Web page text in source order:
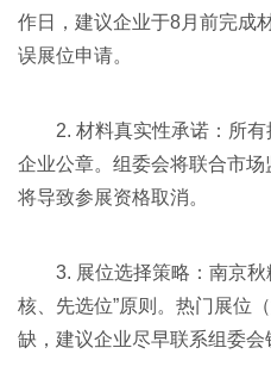
作日，建议企业于8月前完成
误展位申请。
2. 材料真实性承诺：所
企业公章。组委会将联合市
将导致参展资格取消。
3. 展位选择策略：南京
核、先选位”原则。热门展位
缺，建议企业尽早联系组委会